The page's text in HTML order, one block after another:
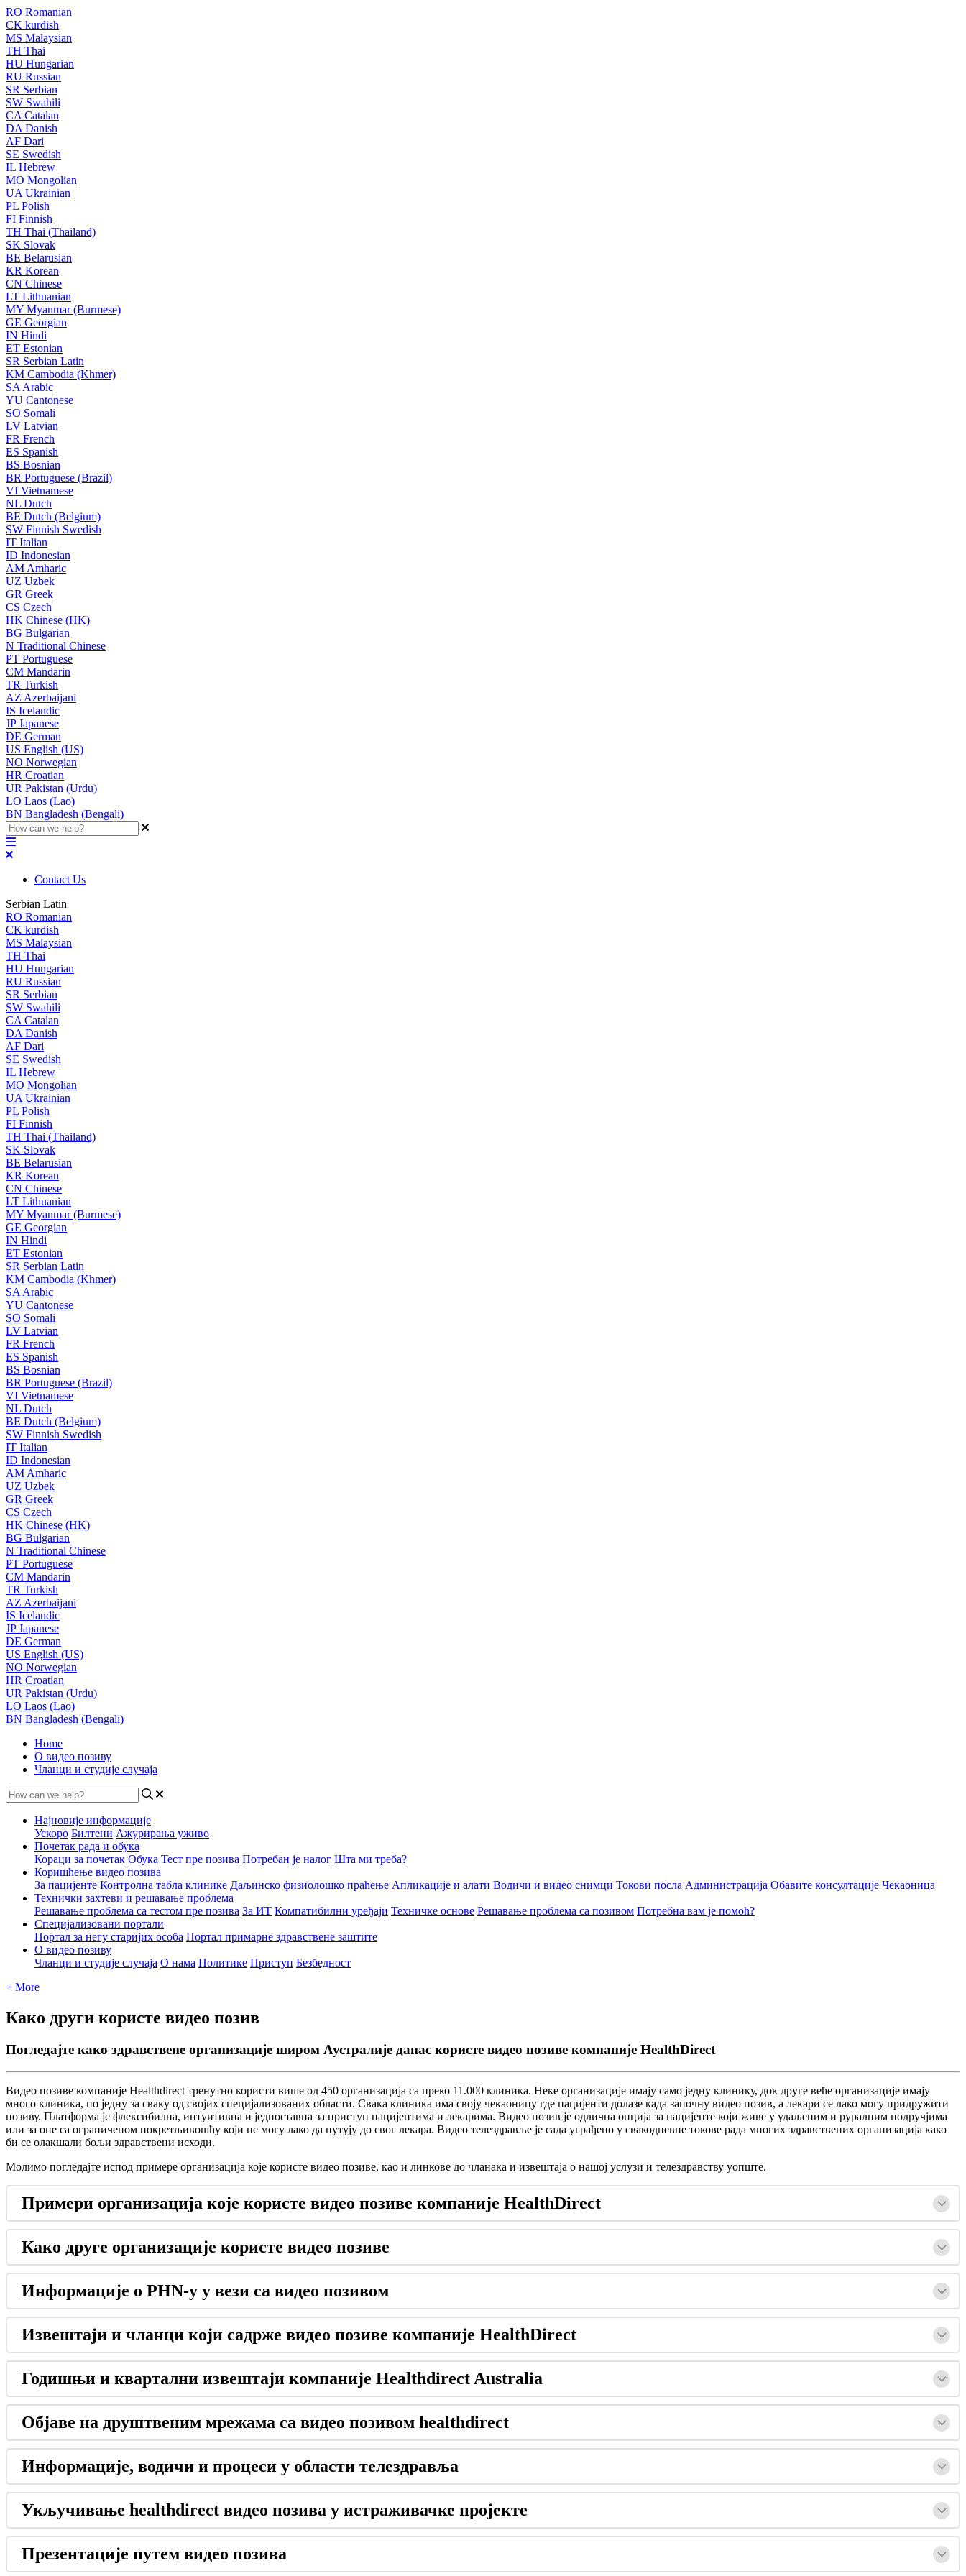
RO Romanian
CK kurdish
MS Malaysian
TH Thai
HU Hungarian
RU Russian
SR Serbian
SW Swahili
CA Catalan
DA Danish
AF Dari
SE Swedish
IL Hebrew
MO Mongolian
UA Ukrainian
PL Polish
FI Finnish
TH Thai (Thailand)
SK Slovak
BE Belarusian
KR Korean
CN Chinese
LT Lithuanian
MY Myanmar (Burmese)
GE Georgian
IN Hindi
ET Estonian
SR Serbian Latin
KM Cambodia (Khmer)
SA Arabic
YU Cantonese
SO Somali
LV Latvian
FR French
ES Spanish
BS Bosnian
BR Portuguese (Brazil)
VI Vietnamese
NL Dutch
BE Dutch (Belgium)
SW Finnish Swedish
IT Italian
ID Indonesian
AM Amharic
UZ Uzbek
GR Greek
CS Czech
HK Chinese (HK)
BG Bulgarian
N Traditional Chinese
PT Portuguese
CM Mandarin
TR Turkish
AZ Azerbaijani
IS Icelandic
JPJapanese
DE German
US English (US)
NO Norwegian
HR Croatian
UR Pakistan (Urdu)
LO Laos (Lao)
BN Bangladesh (Bengali)
Contact Us
Serbian Latin
RO Romanian
CK kurdish
MS Malaysian
TH Thai
HU Hungarian
RU Russian
SR Serbian
SW Swahili
CA Catalan
DA Danish
AF Dari
SE Swedish
IL Hebrew
MO Mongolian
UA Ukrainian
PL Polish
FI Finnish
TH Thai (Thailand)
SK Slovak
BE Belarusian
KR Korean
CN Chinese
LT Lithuanian
MY Myanmar (Burmese)
GE Georgian
IN Hindi
ET Estonian
SR Serbian Latin
KM Cambodia (Khmer)
SA Arabic
YU Cantonese
SO Somali
LV Latvian
FR French
ES Spanish
BS Bosnian
BR Portuguese (Brazil)
VI Vietnamese
NL Dutch
BE Dutch (Belgium)
SW Finnish Swedish
IT Italian
ID Indonesian
AM Amharic
UZ Uzbek
GR Greek
CS Czech
HK Chinese (HK)
BG Bulgarian
N Traditional Chinese
PT Portuguese
CM Mandarin
TR Turkish
AZ Azerbaijani
IS Icelandic
JPJapanese
DE German
US English (US)
NO Norwegian
HR Croatian
UR Pakistan (Urdu)
LO Laos (Lao)
BN Bangladesh (Bengali)
Home
О видео позиву
Чланци и студије случаја
Најновије информације
Ускоро Билтени Ажурирања уживо
Почетак рада и обука
Кораци за почетак Обука Тест пре позива Потребан је налог Шта ми треба?
Коришћење видео позива
За пацијенте Контролна табла клинике Даљинско физиолошко праћење Апликације и алати Водичи и видео снимци Токови посла Администрација Обавите консултације Чекаоница
Технички захтеви и решавање проблема
Решавање проблема са тестом пре позива За ИТ Компатибилни уређаји Техничке основе Решавање проблема са позивом Потребна вам је помоћ?
Специјализовани портали
Портал за негу старијих особа Портал примарне здравствене заштите
О видео позиву
Чланци и студије случаја О нама Политике Приступ Безбедност
+ More
Како други користе видео позив
Погледајте како здравствене организације широм Аустралије данас користе видео позиве компаније HealthDirect
Видео позиве компаније Healthdirect тренутно користи више од 450 организација са преко 11 .000 клиника. Неке организације имају само једну клинику, док друге веће организације имају
много клиника, по једну за сваку од својих специјализованих области. Свака клиника има своју чекаоницу где пацијенти долазе када започну видео позив, а лекари се лако могу придружити
позиву. Платформа је флексибилна, интуитивна и једноставна за приступ пацијентима и лекарима. Видео позив је одлична опција за пацијенте који живе у удаљеним и руралним подручјима
или за оне са ограниченом покретљивошћу који не могу лако да путују до свог лекара. Видео телездравље је сада уграђено у свакодневне токове рада многих здравствених организација како
би се олакшали бољи здравствени исходи.
Молимо погледајте испод примере организација које користе видео позиве, као и линкове до чланака и извештаја о нашој услузи и телездравству уопште.
Примери организација које користе видео позиве компаније HealthDirect
Како друге организације користе видео позиве
Информације о PHN-у у вези са видео позивом
Извештаји и чланци који садрже видео позиве компаније HealthDirect
Годишњи и квартални извештаји компаније Healthdirect Australia
Објаве на друштвеним мрежама са видео позивом healthdirect
Информације, водичи и процеси у области телездравља
Укључивање healthdirect видео позива у истраживачке пројекте
Презентације путем видео позива